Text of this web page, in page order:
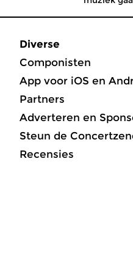
Diverse
Componisten
App voor iOS en
Partners
Adverteren en
Steun de
Recensies